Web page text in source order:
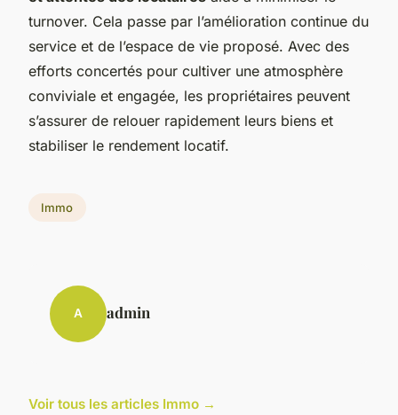
turnover. Cela passe par l’amélioration continue du
service et de l’espace de vie proposé. Avec des
efforts concertés pour cultiver une atmosphère
conviviale et engagée, les propriétaires peuvent
s’assurer de relouer rapidement leurs biens et
stabiliser le rendement locatif.
Immo
A admin
Voir tous les articles Immo →